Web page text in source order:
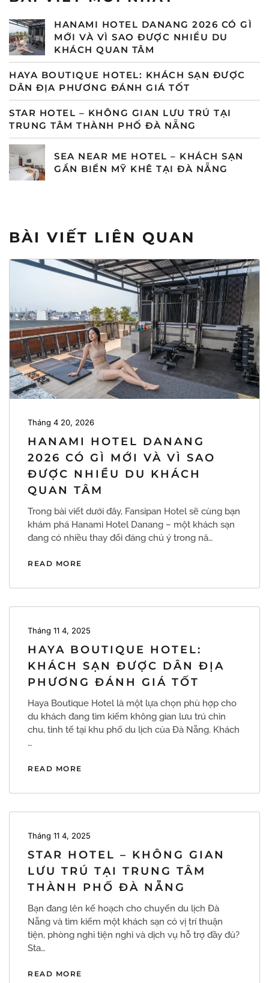
HANAMI HOTEL DANANG 2026 CÓ GÌ
MỚI VÀ VÌ SAO ĐƯỢC NHIỀU DU
KHÁCH QUAN TÂM
HAYA BOUTIQUE HOTEL: KHÁCH SẠN ĐƯỢC
DÂN ĐỊA PHƯƠNG ĐÁNH GIÁ TỐT
STAR HOTEL – KHÔNG GIAN LƯU TRÚ TẠI
TRUNG TÂM THÀNH PHỐ ĐÀ NẴNG
SEA NEAR ME HOTEL – KHÁCH SẠN
GẦN BIỂN MỸ KHÊ TẠI ĐÀ NẴNG
BÀI VIẾT LIÊN QUAN
Tháng 4 20, 2026
HANAMI HOTEL DANANG
2026 CÓ GÌ MỚI VÀ VÌ SAO
ĐƯỢC NHIỀU DU KHÁCH
QUAN TÂM
Trong bài viết dưới đây, Fansipan Hotel sẽ cùng bạn
khám phá Hanami Hotel Danang – một khách sạn
đang có nhiều thay đổi đáng chú ý trong nă…
READ MORE
Tháng 11 4, 2025
HAYA BOUTIQUE HOTEL:
KHÁCH SẠN ĐƯỢC DÂN ĐỊA
PHƯƠNG ĐÁNH GIÁ TỐT
Haya Boutique Hotel là một lựa chọn phù hợp cho
du khách đang tìm kiếm không gian lưu trú chỉn
chu, tinh tế tại khu phố du lịch của Đà Nẵng. Khách
…
READ MORE
Tháng 11 4, 2025
STAR HOTEL – KHÔNG GIAN
LƯU TRÚ TẠI TRUNG TÂM
THÀNH PHỐ ĐÀ NẴNG
Bạn đang lên kế hoạch cho chuyến du lịch Đà
Nẵng và tìm kiếm một khách sạn có vị trí thuận
tiện, phòng nghỉ tiện nghi và dịch vụ hỗ trợ đầy đủ?
Sta…
READ MORE